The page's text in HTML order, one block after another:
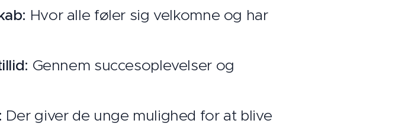
Hvor alle føler sig velkomne og har
Gennem succesoplevelser og
Der giver de unge mulighed for at blive